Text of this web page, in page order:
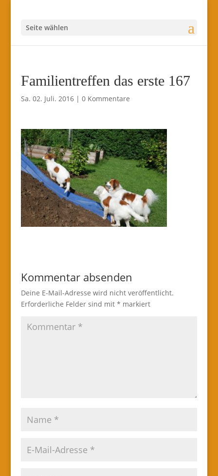
Seite wählen
Familientreffen das erste 167
Sa. 02. Juli. 2016| 0 Kommentare
Kommentar absenden
Deine E-Mail-Adresse wird nicht veröffentlicht.
Erforderliche Felder sind mit * markiert